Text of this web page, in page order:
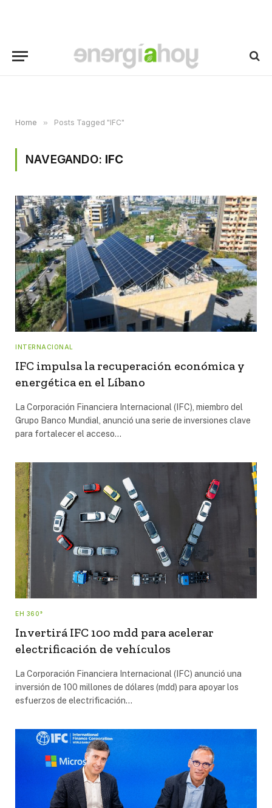
Home » Posts Tagged "IFC"
NAVEGANDO: IFC
INTERNACIONAL
IFC impulsa la recuperación económica y
energética en el Líbano
La Corporación Financiera Internacional (IFC), miembro del
Grupo Banco Mundial, anunció una serie de inversiones clave
para fortalecer el acceso…
EH 360°
Invertirá IFC 100 mdd para acelerar
electrificación de vehículos
La Corporación Financiera Internacional (IFC) anunció una
inversión de 100 millones de dólares (mdd) para apoyar los
esfuerzos de electrificación…